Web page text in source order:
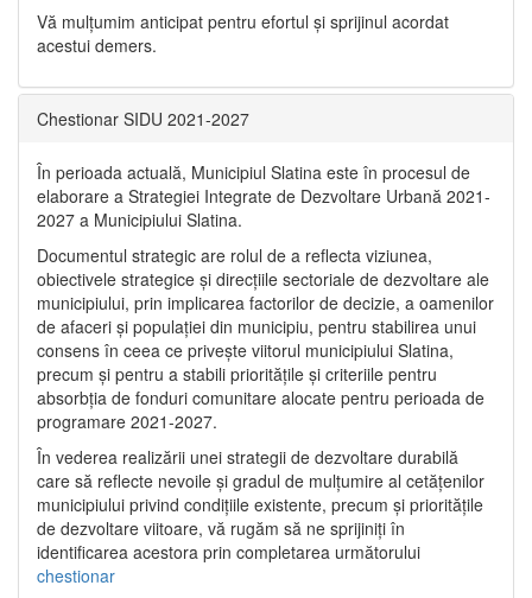
Vă mulţumim anticipat pentru efortul şi sprijinul acordat
acestui demers.
Chestionar SIDU 2021-2027
În perioada actuală, Municipiul Slatina este în procesul de
elaborare a Strategiei Integrate de Dezvoltare Urbană 2021‐
2027 a Municipiului Slatina.
Documentul strategic are rolul de a reflecta viziunea,
obiectivele strategice și direcțiile sectoriale de dezvoltare ale
municipiului, prin implicarea factorilor de decizie, a oamenilor
de afaceri și populației din municipiu, pentru stabilirea unui
consens în ceea ce privește viitorul municipiului Slatina,
precum și pentru a stabili prioritățile și criteriile pentru
absorbția de fonduri comunitare alocate pentru perioada de
programare 2021-2027.
În vederea realizării unei strategii de dezvoltare durabilă
care să reflecte nevoile și gradul de mulțumire al cetățenilor
municipiului privind condițiile existente, precum și prioritățile
de dezvoltare viitoare, vă rugăm să ne sprijiniți în
identificarea acestora prin completarea următorului
chestionar